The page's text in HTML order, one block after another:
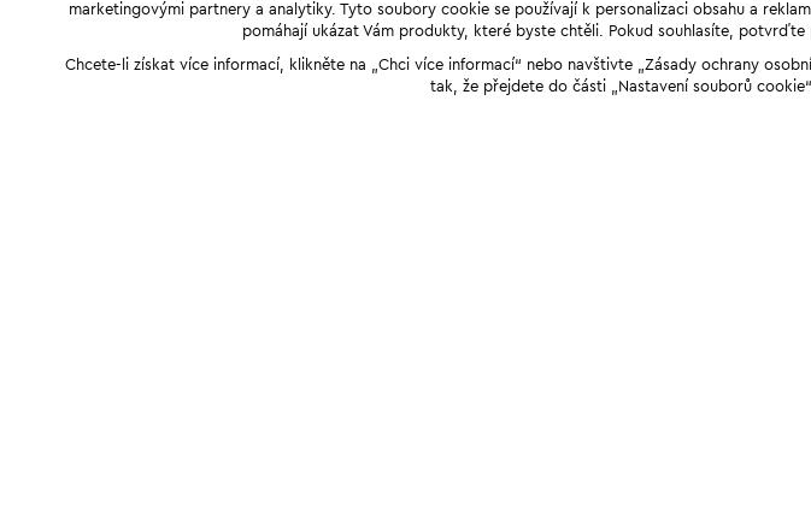
marketingovými partnery a analytiky. Tyto soubory cookie se používají k personalizaci obsahu a
pomáhají ukázat Vám produkty, které byste chtěli. Pokud souhlasíte, potvrďte
Chcete-li získat více informací, klikněte na „Chci více informací“ nebo navštivte „Zásady ochrany
tak, že přejdete do části „Nastavení souborů